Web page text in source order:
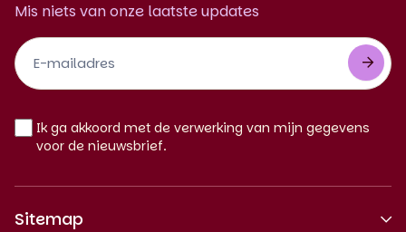
Mis niets van onze laatste updates
Footer
Newsletter
NL
Ik ga akkoord met de verwerking van mijn gegevens
voor de nieuwsbrief.
Sitemap